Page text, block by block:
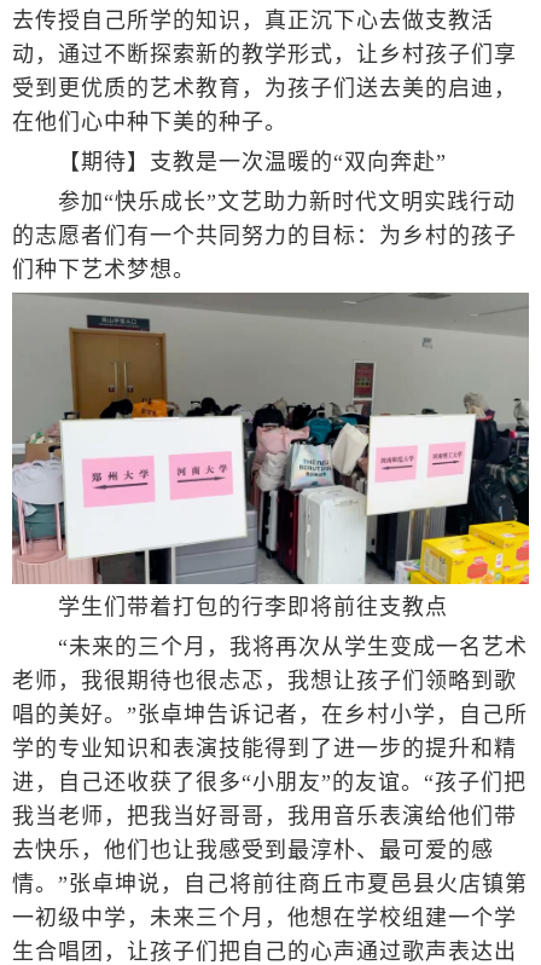
去传授自己所学的知识，真正沉下心去做支教活
动，通过不断探索新的教学形式，让乡村孩子们享
受到更优质的艺术教育，为孩子们送去美的启迪，
在他们心中种下美的种子。
【期待】支教是一次温暖的“双向奔赴”
参加“快乐成长”文艺助力新时代文明实践行动
的志愿者们有一个共同努力的目标：为乡村的孩子
们种下艺术梦想。
学生们带着打包的行李即将前往支教点
“未来的三个月，我将再次从学生变成一名艺术
老师，我很期待也很忐忑，我想让孩子们领略到歌
唱的美好。”张卓坤告诉记者，在乡村小学，自己所
学的专业知识和表演技能得到了进一步的提升和精
进，自己还收获了很多“小朋友”的友谊。“孩子们把
我当老师，把我当好哥哥，我用音乐表演给他们带
去快乐，他们也让我感受到最淳朴、最可爱的感
情。”张卓坤说，自己将前往商丘市夏邑县火店镇第
一初级中学，未来三个月，他想在学校组建一个学
生合唱团，让孩子们把自己的心声通过歌声表达出